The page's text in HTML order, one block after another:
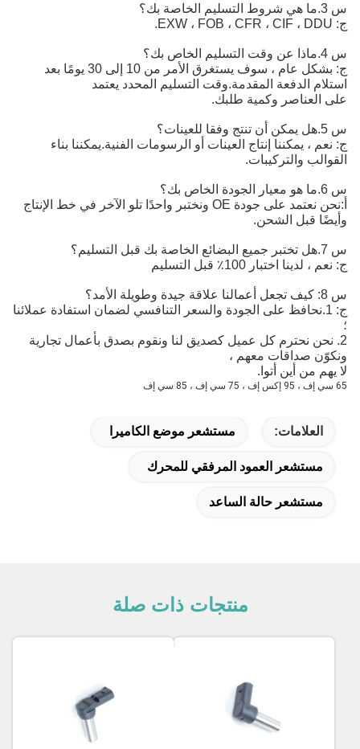
س 3.ما هي شروط التسليم الخاصة بك؟
ج: EXW ، FOB ، CFR ، CIF ، DDU.
س 4.ماذا عن وقت التسليم الخاص بك؟
ج: بشكل عام ، سوف يستغرق الأمر من 10 إلى 30 يومًا بعد
استلام الدفعة المقدمة.وقت التسليم المحدد يعتمد
على العناصر وكمية طلبك.
س 5.هل يمكن أن تنتج وفقا للعينات؟
ج: نعم ، يمكننا إنتاج العينات أو الرسومات الفنية.يمكننا بناء
القوالب والتركيبات.
س 6.ما هو معيار الجودة الخاص بك؟
أ:
وأيضًا قبل الشحن.
س 7.هل تختبر جميع البضائع الخاصة بك قبل التسليم؟
ج: نعم ، لدينا اختبار 100٪ قبل التسليم
س 8: كيف تجعل أعمالنا علاقة جيدة وطويلة الأمد؟
ج: 1.نحافظ على الجودة والسعر التنافسي لضمان استفادة عملائنا
؛
2. نحن نحترم كل عميل كصديق لنا ونقوم بصدق بأعمال تجارية
ونكوّن صداقات معهم ،
لا يهم من أين أتوا.
65 سي إف ، 95 إكس إف ، 75 سي إف ، 85 سي إف
العلامات: مستشعر موضع الكاميرا
مستشعر العمود المرفقي للمحرك
مستشعر حالة الساعد
منتجات ذات صلة